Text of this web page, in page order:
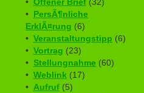
• PersÃ¶nliche
ErklÃ¤rung (6)
• Veranstaltungstipp (6)
• Vortrag (23)
• Stellungnahme (60)
• Weblink (17)
• Aufruf (5)